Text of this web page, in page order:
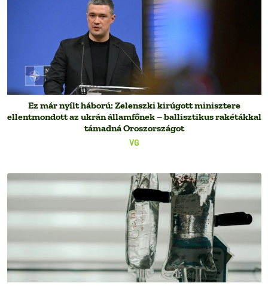
VG
Ez már nyílt háború: Zelenszki kirúgott minisztere
ellentmondott az ukrán államfőnek – ballisztikus rakétákkal
támadná Oroszországot